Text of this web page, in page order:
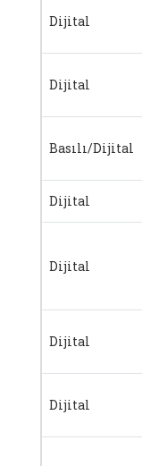
Dijital
Dijital
Basılı/Dijital
Dijital
Dijital
Dijital
Dijital